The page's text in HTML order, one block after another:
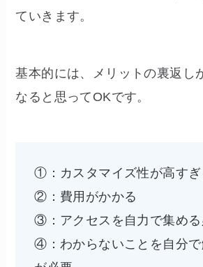
ていきます。
基本的には、メリットの裏返し
なると思ってOKです。
①：カスタマイズ性が高すぎ
②：費用がかかる
③：アクセスを自力で集める
④：わからないことを自分で